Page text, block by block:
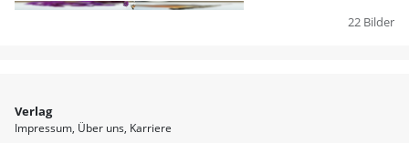
22 Bilder
Verlag
Impressum Über uns Karriere